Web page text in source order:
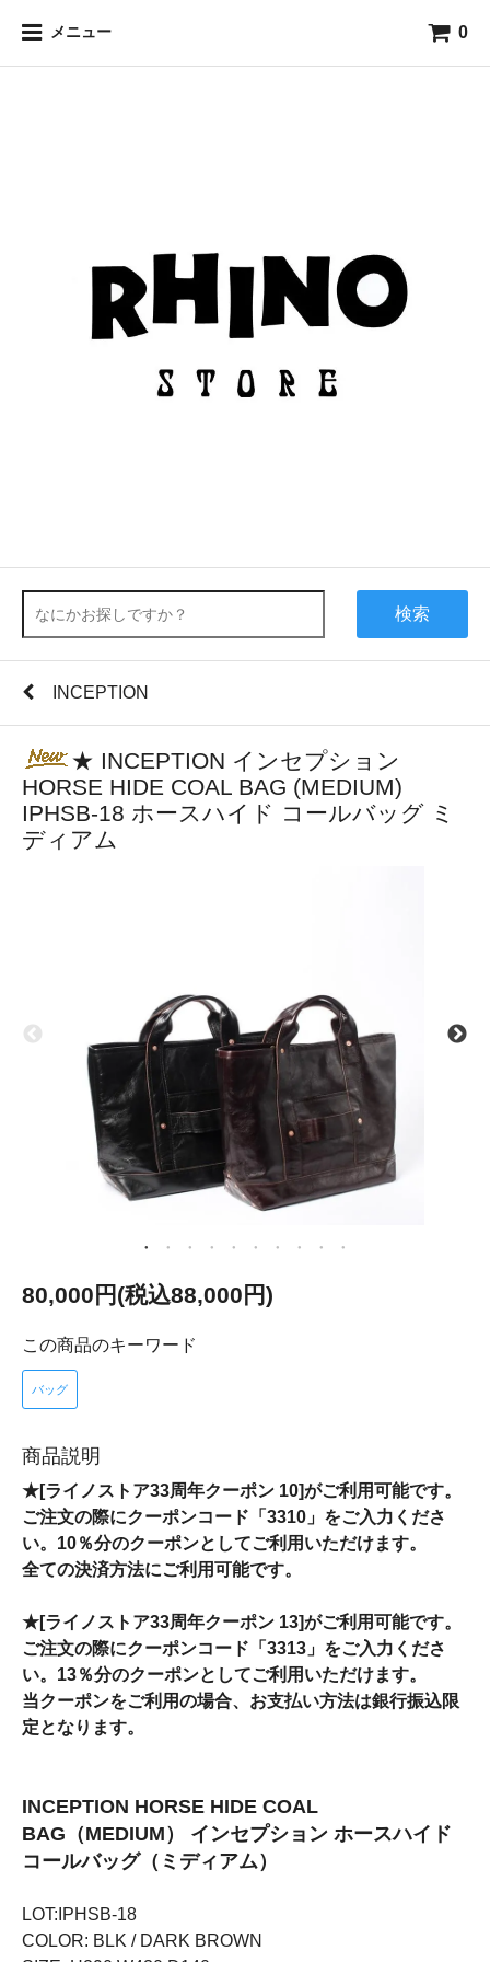
メニュー 0
検索
INCEPTION
★ INCEPTION インセプション
HORSE HIDE COAL BAG (MEDIUM)
IPHSB-18 ホースハイド コールバッグ ミ
ディアム
80,000円(税込88,000円)
この商品のキーワード
バッグ
商品説明
★[ライノストア33周年クーポン 10]がご利用可能です。
ご注文の際にクーポンコード「3310」をご入力くださ
い。10％分のクーポンとしてご利用いただけます。
全ての決済方法にご利用可能です。
★[ライノストア33周年クーポン 13]がご利用可能です。
ご注文の際にクーポンコード「3313」をご入力くださ
い。13％分のクーポンとしてご利用いただけます。
当クーポンをご利用の場合、お支払い方法は銀行振込限
定となります。
INCEPTION HORSE HIDE COAL
BAG（MEDIUM） インセプション ホースハイド
コールバッグ（ミディアム）
LOT:IPHSB-18
COLOR: BLK / DARK BROWN